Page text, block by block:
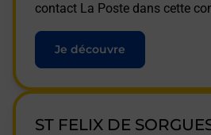
contact La Poste dans cette
Je découvre
ST FELIX DE